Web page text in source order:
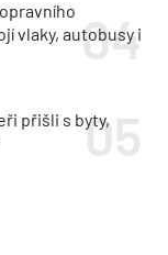
vlaky, autobusy i
přišli s byty,